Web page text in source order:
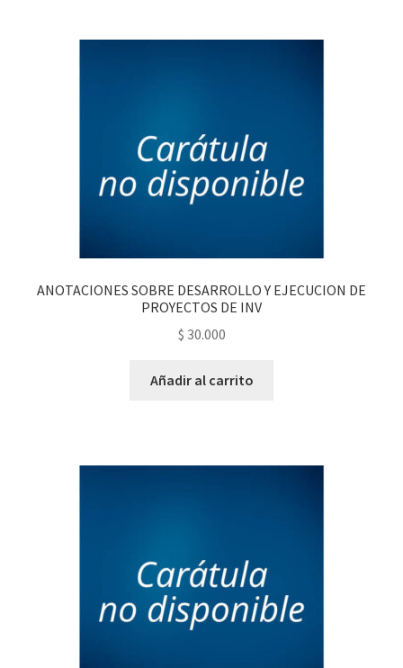
ANOTACIONES SOBRE DESARROLLO Y EJECUCION DE
PROYECTOS DE INV
$ 30.000
Añadir al carrito